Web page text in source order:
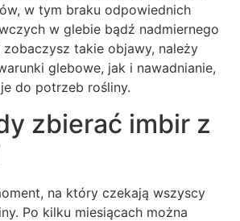
w tym braku odpowiednich
w glebie bądź nadmiernego
zobaczysz takie objawy, należy
glebowe, jak i nawadnianie,
do potrzeb rośliny.
zbierać imbir z
na który czekają wszyscy
Po kilku miesiącach można